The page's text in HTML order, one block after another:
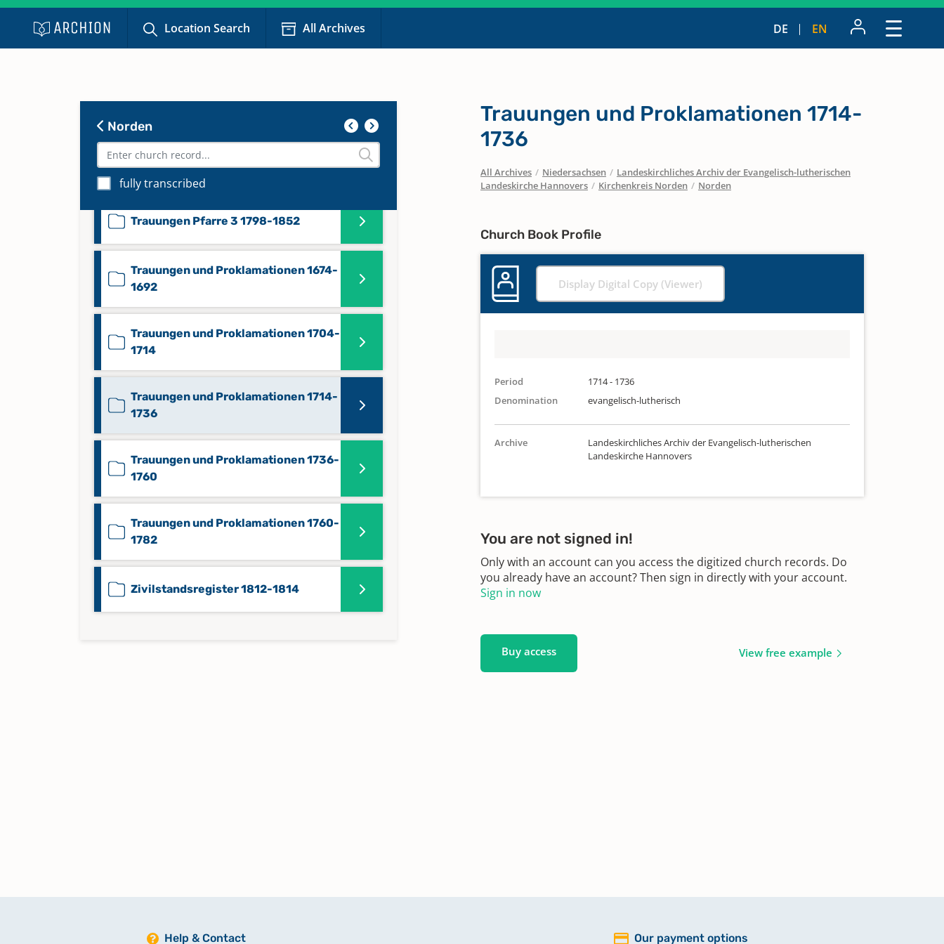
Location Search All Archives DE EN
Norden
fully transcribed
Taufen 1846-1850
Trauungen Pfarre 2 1781-1852
Trauungen Pfarre 3 1798-1852
Trauungen und Proklamationen 1674-
1692
Trauungen und Proklamationen 1704-
1714
Trauungen und Proklamationen 1714-
1736
Trauungen und Proklamationen 1736-
1760
Trauungen und Proklamationen 1760-
1782
Zivilstandsregister 1812-1814
Trauungen und Proklamationen 1714-
1736
All Archives / Niedersachsen / Landeskirchliches Archiv der Evangelisch-lutherischen
Landeskirche Hannovers / Kirchenkreis Norden / Norden
Church Book Profile
Display Digital Copy (Viewer)
Period
1714 - 1736
Denomination
evangelisch-lutherisch
Archive
Landeskirchliches Archiv der Evangelisch-lutherischen
Landeskirche Hannovers
You are not signed in!
Only with an account can you access the digitized church records. Do
you already have an account? Then sign in directly with your account.
Sign in now
Buy access View free example
Help & Contact Our payment options